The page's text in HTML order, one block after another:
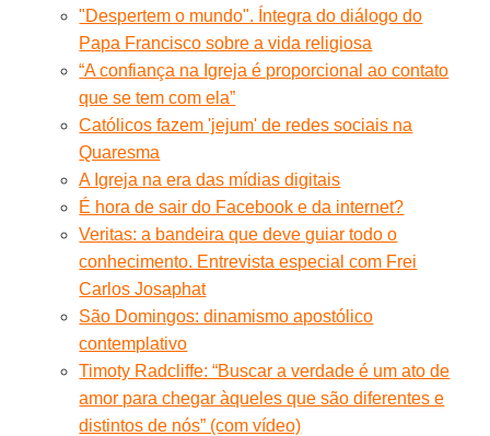
"Despertem o mundo". Íntegra do diálogo do
Papa Francisco sobre a vida religiosa
“A confiança na Igreja é proporcional ao contato
que se tem com ela”
Católicos fazem 'jejum' de redes sociais na
Quaresma
A Igreja na era das mídias digitais
É hora de sair do Facebook e da internet?
Veritas: a bandeira que deve guiar todo o
conhecimento. Entrevista especial com Frei
Carlos Josaphat
São Domingos: dinamismo apostólico
contemplativo
Timoty Radcliffe: “Buscar a verdade é um ato de
amor para chegar àqueles que são diferentes e
distintos de nós” (com vídeo)